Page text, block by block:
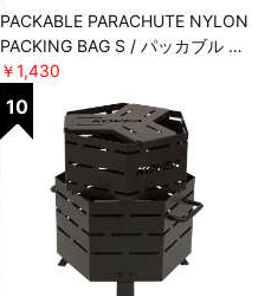
PACKABLE PARACHUTE NYLON
PACKING BAG S / パッカブル パ
ラシュートナイロンパッキングバ
ッグ エス POST GENERAL
￥1,430